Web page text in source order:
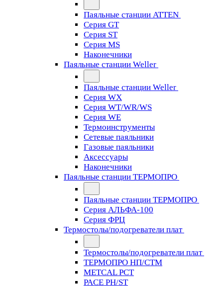
Паяльные станции ATTEN
Серия GT
Серия ST
Серия MS
Наконечники
Паяльные станции Weller
Паяльные станции Weller
Серия WX
Серия WT/WR/WS
Серия WE
Термоинструменты
Сетевые паяльники
Газовые паяльники
Аксессуары
Наконечники
Паяльные станции ТЕРМОПРО
Паяльные станции ТЕРМОПРО
Серия АЛЬФА-100
Серия ФРЦ
Термостолы/подогреватели плат
Термостолы/подогреватели плат
ТЕРМОПРО НП/СТМ
METCAL PCT
PACE PH/ST